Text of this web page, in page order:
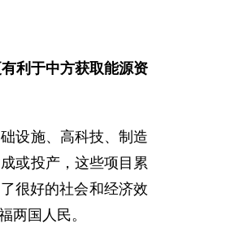
利于中方获取能源资
设施、高科技、制造
或投产，这些项目累
很好的社会和经济效
两国人民。